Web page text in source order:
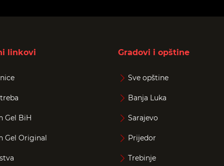
linkovi
Gel BiH
Gel Original
Gradovi i opštine
Sve opštine
Banja Luka
Sarajevo
Prijedor
Trebinje